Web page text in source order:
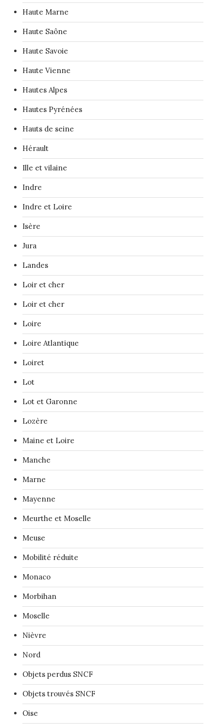
Haute Marne
Haute Saône
Haute Savoie
Haute Vienne
Hautes Alpes
Hautes Pyrénées
Hauts de seine
Hérault
Ille et vilaine
Indre
Indre et Loire
Isère
Jura
Landes
Loir et cher
Loir et cher
Loire
Loire Atlantique
Loiret
Lot
Lot et Garonne
Lozère
Maine et Loire
Manche
Marne
Mayenne
Meurthe et Moselle
Meuse
Mobilité réduite
Monaco
Morbihan
Moselle
Nièvre
Nord
Objets perdus SNCF
Objets trouvés SNCF
Oise